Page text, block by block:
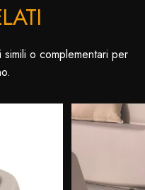
o complementari per